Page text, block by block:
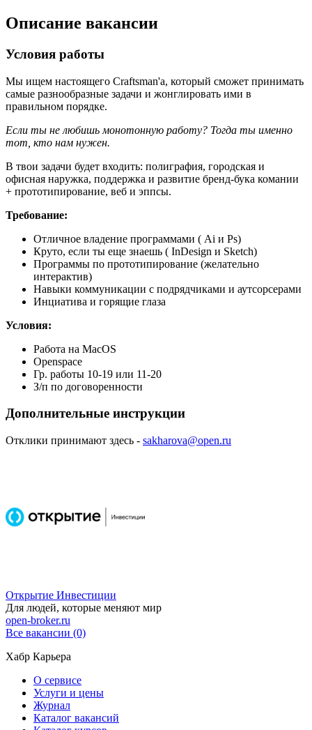
Описание вакансии
Условия работы
Мы ищем настоящего Craftsman'а, который сможет принимать
самые разнообразные задачи и жонглировать ими в
правильном порядке.
Если ты не любишь монотонную работу? Тогда ты именно
тот, кто нам нужен.
В твои задачи будет входить: полиграфия, городская и
офисная наружка, поддержка и развитие бренд-бука комании
+ прототипирование, веб и эппсы.
Требование:
Отличное владение программами ( Ai и Ps)
Круто, если ты еще знаешь ( InDesign и Sketch)
Программы по прототипирование (желательно
интерактив)
Навыки коммуникации с подрядчиками и аутсорсерами
Инциатива и горящие глаза
Условия:
Работа на MacOS
Openspace
Гр. работы 10-19 или 11-20
З/п по договоренности
Дополнительные инструкции
Отклики принимают здесь - sakharova@open.ru
Открытие Инвестиции
Для людей, которые меняют мир
open-broker.ru
Все вакансии (0)
Хабр Карьера
О сервисе
Услуги и цены
Журнал
Каталог вакансий